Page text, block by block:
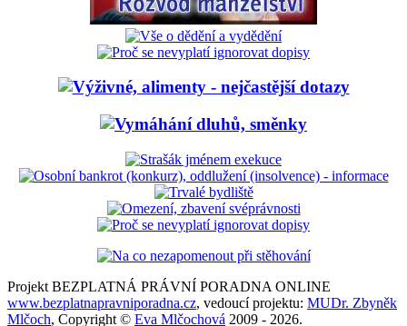
Projekt BEZPLATNÁ PRÁVNÍ PORADNA ONLINE
www.bezplatnapravniporadna.cz, vedoucí projektu: MUDr. Zbyněk
Mlčoch, Copyright © Eva Mlčochová 2009 - 2026.